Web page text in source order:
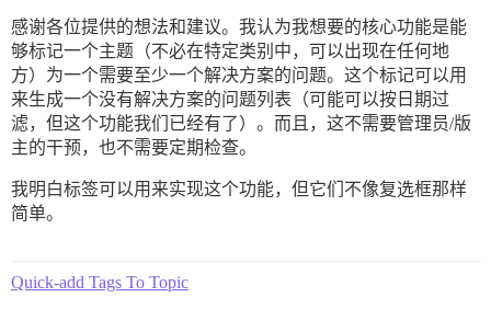
感谢各位提供的想法和建议。我认为我想要的核心功能是能
够标记一个主题（不必在特定类别中，可以出现在任何地
方）为一个需要至少一个解决方案的问题。这个标记可以用
来生成一个没有解决方案的问题列表（可能可以按日期过
滤，但这个功能我们已经有了）。而且，这不需要管理员/版
主的干预，也不需要定期检查。
我明白标签可以用来实现这个功能，但它们不像复选框那样
简单。
Quick-add Tags To Topic